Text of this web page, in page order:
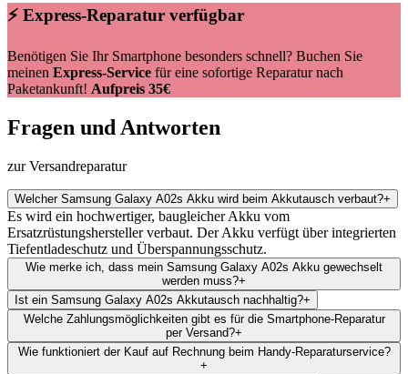
⚡ Express-Reparatur verfügbar
Benötigen Sie Ihr Smartphone besonders schnell? Buchen Sie
meinen Express-Service für eine sofortige Reparatur nach
Paketankunft! Aufpreis 35€
Fragen und Antworten
zur Versandreparatur
Welcher Samsung Galaxy A02s Akku wird beim Akkutausch verbaut?+
Es wird ein hochwertiger, baugleicher Akku vom
Ersatzrüstungshersteller verbaut. Der Akku verfügt über integrierten
Tiefentladeschutz und Überspannungsschutz.
Wie merke ich, dass mein Samsung Galaxy A02s Akku gewechselt
werden muss?+
Ist ein Samsung Galaxy A02s Akkutausch nachhaltig?+
Welche Zahlungsmöglichkeiten gibt es für die Smartphone-Reparatur
per Versand?+
Wie funktioniert der Kauf auf Rechnung beim Handy-Reparaturservice?
+